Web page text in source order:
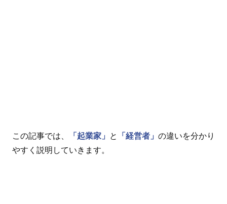
この記事では、 「起業家」 と 「経営者」 の違いを分かり
やすく説明していきます。